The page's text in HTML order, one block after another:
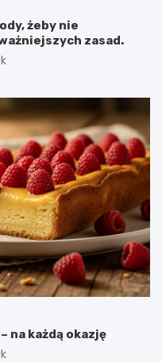
żeby nie
zasad.
na każdą okazję